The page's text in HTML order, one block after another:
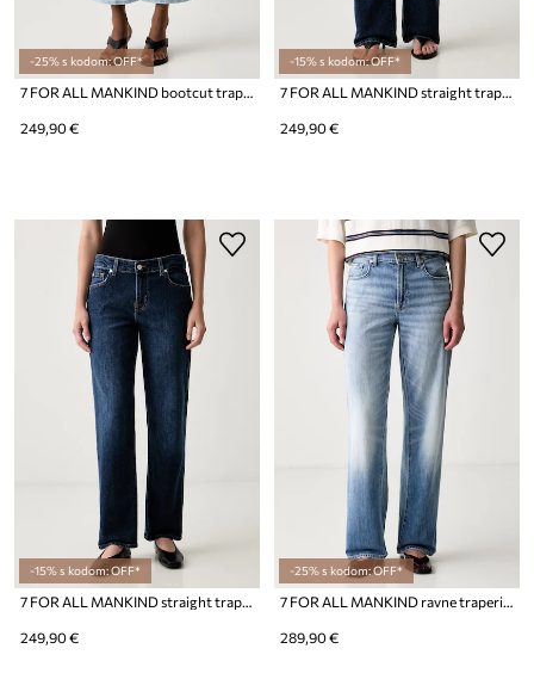
-25% s kodom: OFF*
7 FOR ALL MANKIND bootcut traperice za žene
249,90 €
-15% s kodom: OFF*
7 FOR ALL MANKIND straight traperice za žene
249,90 €
-15% s kodom: OFF*
7 FOR ALL MANKIND straight traperice za žene
249,90 €
-25% s kodom: OFF*
7 FOR ALL MANKIND ravne traperice za žene
289,90 €